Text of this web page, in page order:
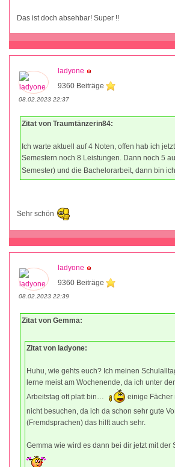
Das ist doch absehbar! Super !!
ladyone
9360 Beiträge
08.02.2023 22:37
Zitat von Traumtänzerin84:
Ich warte aktuell auf 4 Noten, offen hab ich
Semestern noch 8 Leistungen. Dann noch 5
Semester) und die Bachelorarbeit, dann bin ich
Sehr schön
ladyone
9360 Beiträge
08.02.2023 22:39
Zitat von Gemma:
Zitat von ladyone:
Huhu, wie gehts euch? Ich meinen
lerne meist am Wochenende, da ich unter
Arbeitstag oft platt bin…
einige Fächer
nicht besuchen, da ich da schon sehr gute
(Fremdsprachen) das hilft auch sehr.
Gemma wie wird es dann bei dir jetzt mit der